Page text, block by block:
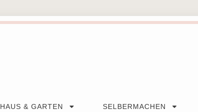
HAUS & GARTEN SELBERMACHEN